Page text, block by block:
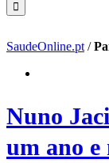
SaudeOnline.pt /
Nuno
um ano e